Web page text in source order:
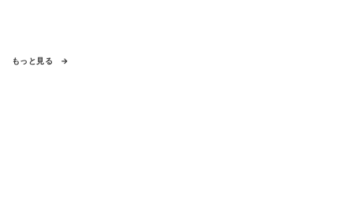
もっと見る